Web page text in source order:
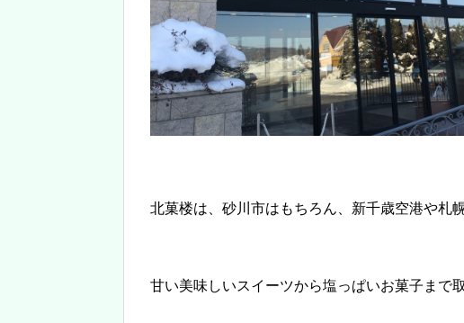
北菓楼は、砂川市はもちろん、新千歳空港や札
甘い美味しいスイーツから塩っぱいお菓子まで